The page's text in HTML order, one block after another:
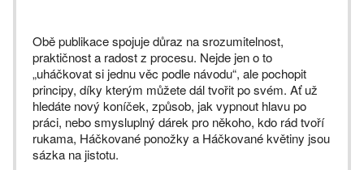
Obě publikace spojuje důraz na srozumitelnost,
praktičnost a radost z procesu. Nejde jen o to
„uháčkovat si jednu věc podle návodu“, ale pochopit
principy, díky kterým můžete dál tvořit po svém. Ať už
hledáte nový koníček, způsob, jak vypnout hlavu po
práci, nebo smysluplný dárek pro někoho, kdo rád tvoří
rukama, Háčkované ponožky a Háčkované květiny jsou
sázka na jistotu.